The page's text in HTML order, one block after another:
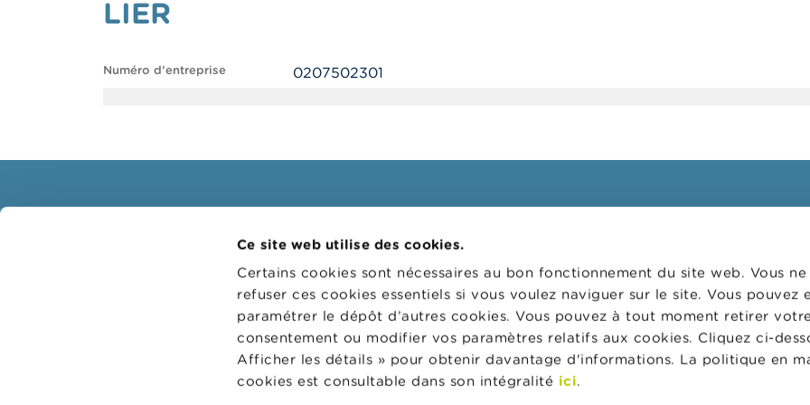
Ce site web utilise des cookies.
Certains cookies sont nécessaires au bon fonctionnement du site web. Vous
refuser ces cookies essentiels si vous voulez naviguer sur le site. Vous pouvez
paramétrer le dépôt d’autres cookies. Vous pouvez à tout moment retirer votre
consentement ou modifier vos paramètres relatifs aux cookies. Cliquez ci-
Afficher les détails » pour obtenir davantage d'informations. La politique en
cookies est consultable dans son intégralité ici.
LIER
Numéro d’entreprise 0207502301
Mises en garde & sanctions
Attention aux fraudes
Thèmes
Guichet digital
Sanctions administratives
Collège de supervision des
réviseurs d'entreprises (CSR)
Actualités et Mises en garde
Liens
Contact